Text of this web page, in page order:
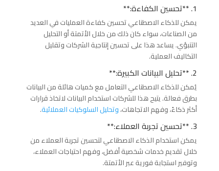
1. **تحسين الكفاءة:**
يمكن للذكاء الاصطناعي تحسين كفاءة العمليات في العديد
من الصناعات، سواء كان ذلك من خلال الأتمتة أو التحليل
التنبؤي. يساعد هذا على تحسين إنتاجية الشركات وتقليل
التكاليف العملية.
2. **تحليل البيانات الكبيرة:**
يُمكن للذكاء الاصطناعي التعامل مع كميات هائلة من البيانات
بطرق فعالة. يتيح هذا للشركات استخدام البيانات لاتخاذ قرارات
أكثر ذكاءً، وفهم الاتجاهات،وتحليل السلوكيات العملائية.
3. **تحسين تجربة العملاء:**
يمكن استخدام الذكاء الاصطناعي لتحسين تجربة العملاء من
خلال تقديم خدمات شخصية أفضل، وفهم احتياجات العملاء،
وتوفير استجابة فورية عبر الأتمتة.